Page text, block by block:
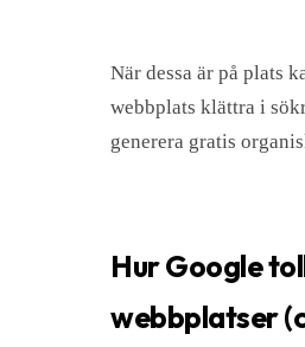
När dessa är på plats
webbplats klättra i
generera gratis
Hur Google
webbplatser